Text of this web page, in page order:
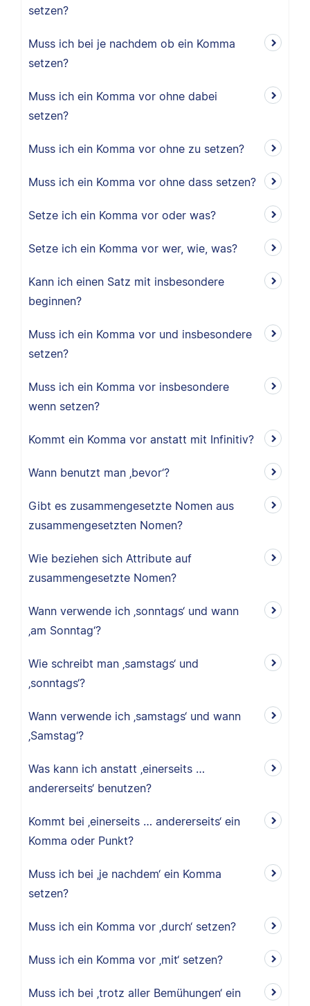
setzen?
Muss ich bei je nachdem ob ein Komma
setzen?
Muss ich ein Komma vor ohne dabei
setzen?
Muss ich ein Komma vor ohne zu setzen?
Muss ich ein Komma vor ohne dass setzen?
Setze ich ein Komma vor oder was?
Setze ich ein Komma vor wer, wie, was?
Kann ich einen Satz mit insbesondere
beginnen?
Muss ich ein Komma vor und insbesondere
setzen?
Muss ich ein Komma vor insbesondere
wenn setzen?
Kommt ein Komma vor anstatt mit Infinitiv?
Wann benutzt man ‚bevor‘?
Gibt es zusammengesetzte Nomen aus
zusammengesetzten Nomen?
Wie beziehen sich Attribute auf
zusammengesetzte Nomen?
Wann verwende ich ‚sonntags‘ und wann
‚am Sonntag‘?
Wie schreibt man ‚samstags‘ und
‚sonntags‘?
Wann verwende ich ‚samstags‘ und wann
‚Samstag‘?
Was kann ich anstatt ‚einerseits …
andererseits‘ benutzen?
Kommt bei ‚einerseits … andererseits‘ ein
Komma oder Punkt?
Muss ich bei ‚je nachdem‘ ein Komma
setzen?
Muss ich ein Komma vor ‚durch‘ setzen?
Muss ich ein Komma vor ‚mit‘ setzen?
Muss ich bei ‚trotz aller Bemühungen‘ ein